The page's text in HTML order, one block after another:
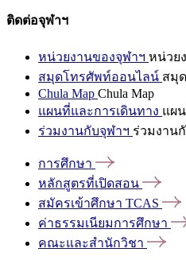
ติดต่อจุฬาฯ
หน่วยงานของจุฬาฯ หน่วย
สมุดโทรศัพท์ออนไลน์ สมุ
Chula Map Chula Map
แผนที่และการเดินทาง แผ
ร่วมงานกับจุฬาฯ ร่วมงาน
การศึกษา
หลักสูตรที่เปิดสอน
สมัครเข้าศึกษา TCAS
ค่าธรรมเนียมการศึกษา
คณะและสำนักวิชา